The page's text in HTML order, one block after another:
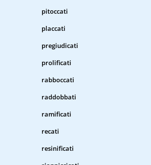
pitoccati
placcati
pregiudicati
prolificati
rabboccati
raddobbati
ramificati
recati
resinificati